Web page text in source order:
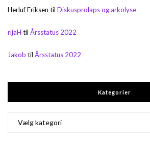
Herluf Eriksen til Diskusprolaps og arkolyse
rijaH til Årsstatus 2022
Jakob til Årsstatus 2022
Kategorier